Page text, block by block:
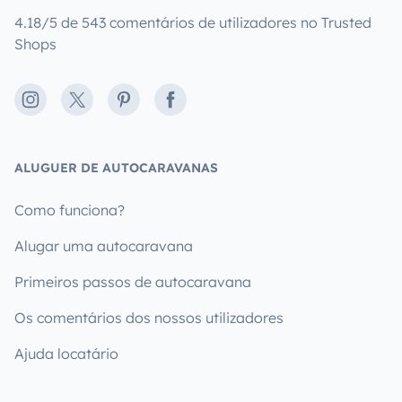
4.18/5 de 543 comentários de utilizadores no Trusted
Shops
Instagram
X PinterestFacebook
ALUGUER DE AUTOCARAVANAS
Como funciona?
Alugar uma autocaravana
Primeiros passos de autocaravana
Os comentários dos nossos utilizadores
Ajuda locatário